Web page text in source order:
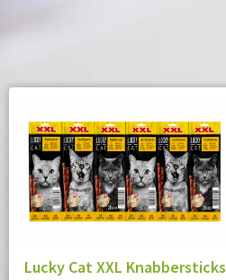
Lucky Cat XXL Knabbersticks